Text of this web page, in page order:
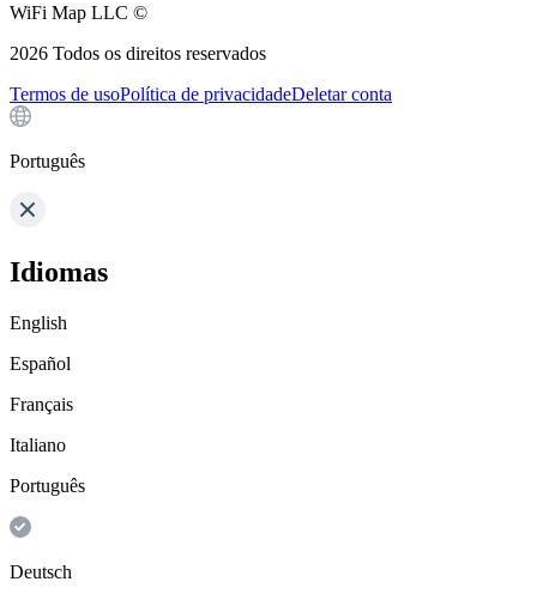
WiFi Map LLC ©
2026 Todos os direitos reservados
Termos de usoPolítica de privacidadeDeletar conta
Português
Idiomas
English
Español
Français
Italiano
Português
Deutsch